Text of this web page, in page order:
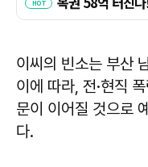
이씨의 빈소는 부산
이에 따라, 전·현직
문이 이어질 것으로
다.